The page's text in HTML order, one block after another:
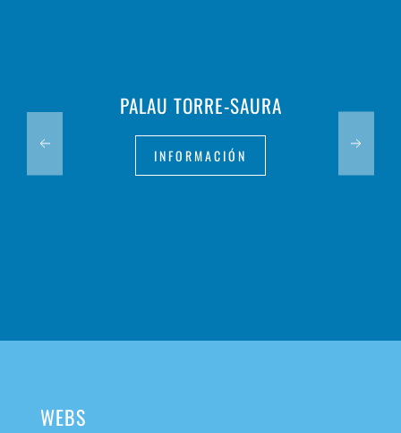
PALAU TORRE-SAURA
INFORMACIÓN
WEBS